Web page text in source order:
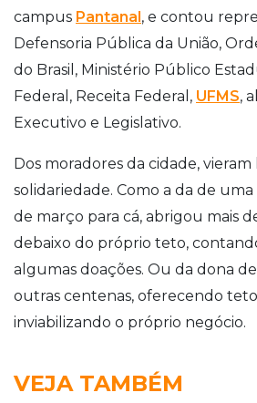
campus Pantanal, e contou
Defensoria Pública da União,
do Brasil, Ministério Público
Federal, Receita Federal, UFMS,
Executivo e Legislativo.
Dos moradores da cidade, vieram
solidariedade. Como a da de
de março para cá, abrigou mais
debaixo do próprio teto,
algumas doações. Ou da dona
outras centenas, oferecendo
inviabilizando o próprio negócio.
VEJA TAMBÉM